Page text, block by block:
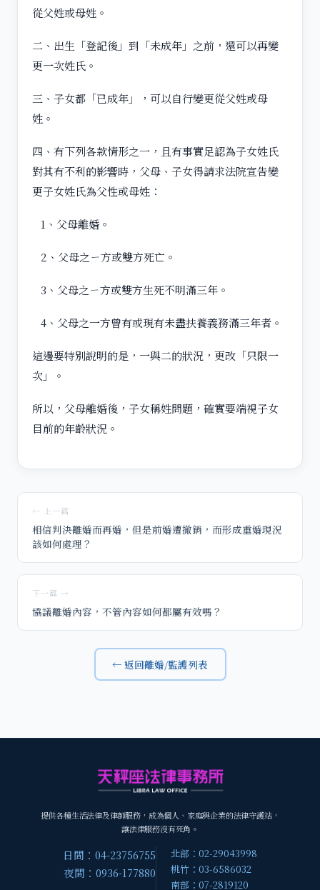
從父姓或母姓。
二、出生「登記後」到「未成年」之前，還可以再變
更一次姓氏。
三、子女都「已成年」，可以自行變更從父姓或母
姓。
四、有下列各款情形之一，且有事實足認為子女姓氏
對其有不利的影響時，父母、子女得請求法院宣告變
更子女姓氏為父性或母姓：
1、父母離婚。
2、父母之ㄧ方或雙方死亡。
3、父母之ㄧ方或雙方生死不明滿三年。
4、父母之一方曾有或現有未盡扶養義務滿三年者。
這邊要特別說明的是，一與二的狀況，更改「只限一
次」。
所以，父母離婚後，子女稱姓問題，確實要端視子女
目前的年齡狀況。
← 上一篇
相信判決離婚而再婚，但是前婚遭撤銷，而形成重婚現況
該如何處理？
下一篇 →
協議離婚內容，不管內容如何都屬有效嗎？
← 返回離婚/監護列表
提供各種生活法律及律師服務，成為個人、家庭與企業的法律守護站，
讓法律服務沒有死角。
日間：04-23756755
夜間：0936-177880
北部：02-29043998
桃竹：03-6586032
南部：07-2819120